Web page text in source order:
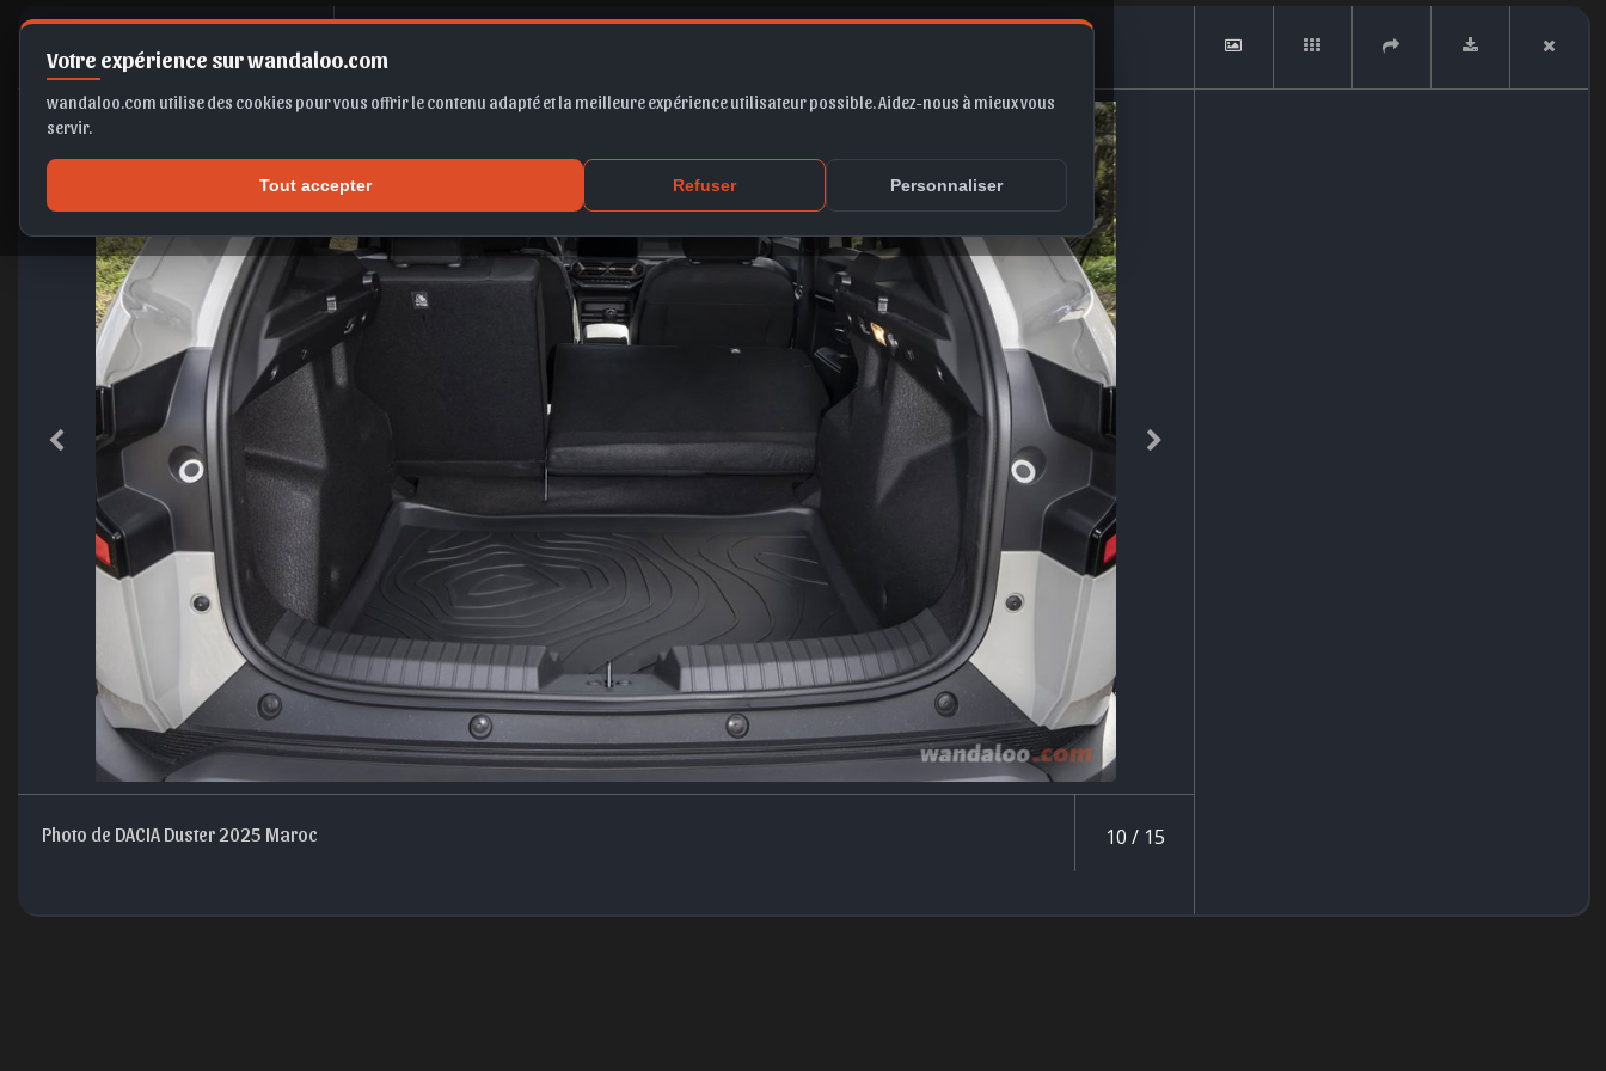
Votre expérience sur wandaloo.com
wandaloo.com utilise des cookies pour vous offrir le contenu adapté et la meilleure expérience utilisateur possible. Aidez-nous à mieux vous
servir.
Tout accepter Refuser Personnaliser
D
Photo de DACIA Duster 2025 Maroc 10 / 15